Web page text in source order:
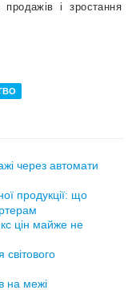
і зростання
через автомати
продукції: що
цін майже не
світового
на межі